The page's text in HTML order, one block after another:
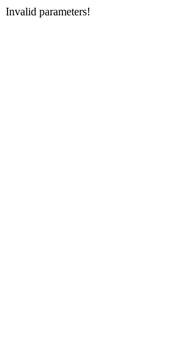
Invalid parameters!